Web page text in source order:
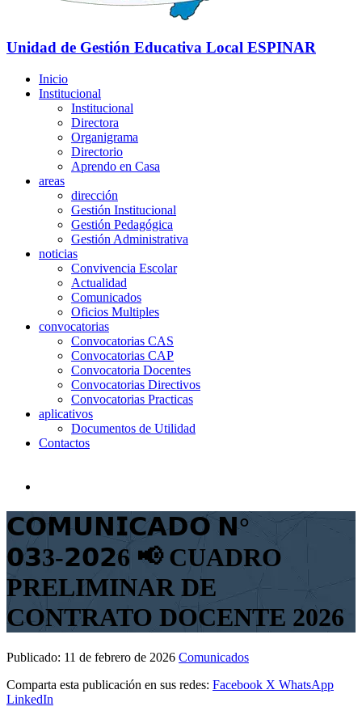
Unidad de Gestión Educativa Local ESPINAR
Inicio
Institucional
Institucional
Directora
Organigrama
Directorio
Aprendo en Casa
areas
dirección
Gestión Institucional
Gestión Pedagógica
Gestión Administrativa
noticias
Convivencia Escolar
Actualidad
Comunicados
Oficios Multiples
convocatorias
Convocatorias CAS
Convocatorias CAP
Convocatoria Docentes
Convocatorias Directivos
Convocatorias Practicas
aplicativos
Documentos de Utilidad
Contactos
𝗖𝗢𝗠𝗨𝗡𝗜𝗖𝗔𝗗𝗢 𝗡°
𝟬𝟯3-𝟮𝟬𝟮6 📢 CUADRO
PRELIMINAR DE
CONTRATO DOCENTE 2026
Publicado: 11 de febrero de 2026 Comunicados
Comparta esta publicación en sus redes: Facebook X WhatsApp
LinkedIn